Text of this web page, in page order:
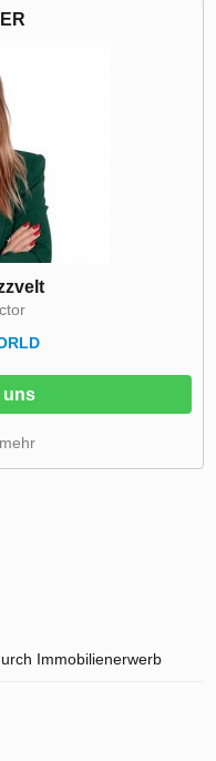
uns
Immobilienerwerb